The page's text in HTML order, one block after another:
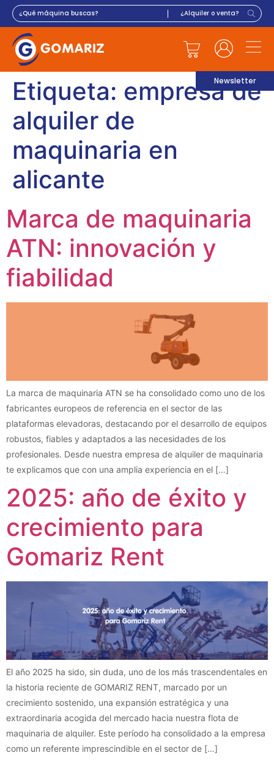
Newsletter
Etiqueta: empresa de
alquiler de
maquinaria en
alicante
Marca de maquinaria
ATN: innovación y
fiabilidad
La marca de maquinaria ATN se ha consolidado como uno de los
fabricantes europeos de referencia en el sector de las
plataformas elevadoras, destacando por el desarrollo de equipos
robustos, fiables y adaptados a las necesidades de los
profesionales. Desde nuestra empresa de alquiler de maquinaria
te explicamos que con una amplia experiencia en el […]
2025: año de éxito y
crecimiento para
Gomariz Rent
El año 2025 ha sido, sin duda, uno de los más trascendentales en
la historia reciente de GOMARIZ RENT, marcado por un
crecimiento sostenido, una expansión estratégica y una
extraordinaria acogida del mercado hacia nuestra flota de
maquinaria de alquiler. Este período ha consolidado a la empresa
como un referente imprescindible en el sector de […]